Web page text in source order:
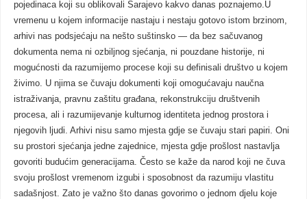
pojedinaca koji su oblikovali Sarajevo kakvo danas poznajemo.U
vremenu u kojem informacije nastaju i nestaju gotovo istom brzinom,
arhivi nas podsjećaju na nešto suštinsko — da bez sačuvanog
dokumenta nema ni ozbiljnog sjećanja, ni pouzdane historije, ni
mogućnosti da razumijemo procese koji su definisali društvo u kojem
živimo. U njima se čuvaju dokumenti koji omogućavaju naučna
istraživanja, pravnu zaštitu građana, rekonstrukciju društvenih
procesa, ali i razumijevanje kulturnog identiteta jednog prostora i
njegovih ljudi. Arhivi nisu samo mjesta gdje se čuvaju stari papiri. Oni
su prostori sjećanja jedne zajednice, mjesta gdje prošlost nastavlja
govoriti budućim generacijama. Često se kaže da narod koji ne čuva
svoju prošlost vremenom izgubi i sposobnost da razumiju vlastitu
sadašnjost. Zato je važno što danas govorimo o jednom djelu koje